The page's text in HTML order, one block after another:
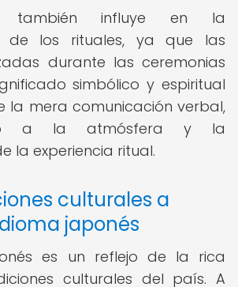
también influye en la
de los rituales, ya que las
durante las ceremonias
simbólico y espiritual
la mera comunicación verbal,
a la atmósfera y la
la experiencia ritual.
culturales a
japonés
es un reflejo de la rica
culturales del país. A